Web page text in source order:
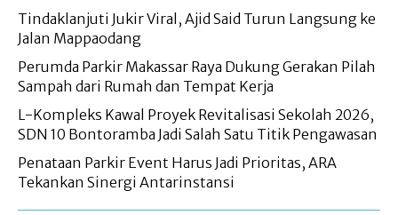
Tindaklanjuti Jukir Viral, Ajid Said Turun Langsung ke
Jalan Mappaodang
Perumda Parkir Makassar Raya Dukung Gerakan Pilah
Sampah dari Rumah dan Tempat Kerja
L-Kompleks Kawal Proyek Revitalisasi Sekolah 2026,
SDN 10 Bontoramba Jadi Salah Satu Titik Pengawasan
Penataan Parkir Event Harus Jadi Prioritas, ARA
Tekankan Sinergi Antarinstansi